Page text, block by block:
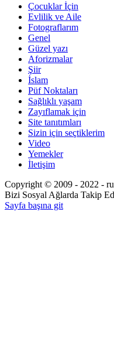
Çocuklar İçin
Evlilik ve Aile
Fotograflarım
Genel
Güzel yazı
Aforizmalar
Şiir
İslam
Püf Noktaları
Sağlıklı yaşam
Zayıflamak için
Site tanıtımları
Sizin için seçtiklerim
Video
Yemekler
İletişim
Copyright © 2009 - 2022 -
Bizi Sosyal Ağlarda Takip
Sayfa başına git